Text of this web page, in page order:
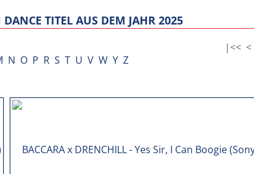
TITEL AUS DEM JAHR 2025
|<< <
N O P R S T U V W Y Z